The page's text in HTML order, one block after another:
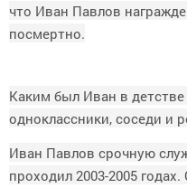
что Иван Павлов
посмертно.
Каким был Иван в детстве
одноклассники, соседи и
Иван Павлов срочную
проходил 2003-2005